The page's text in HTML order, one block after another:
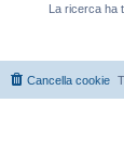
La ricerca ha
Cancella cookie